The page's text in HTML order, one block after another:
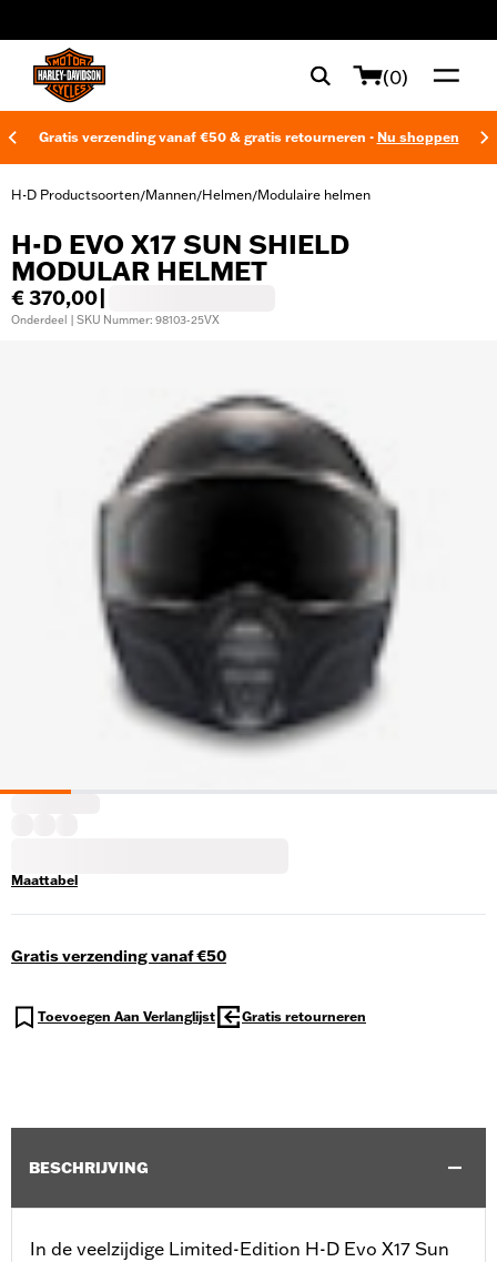
(0)
Gratis verzending vanaf €50 & gratis retourneren - Nu shoppen
H-D Productsoorten/Mannen/Helmen/Modulaire helmen
H-D EVO X17 SUN SHIELD
MODULAR HELMET
€ 370,00
Onderdeel | SKU Nummer: 98103-25VX
Maattabel
Gratis verzending vanaf €50
Toevoegen Aan Verlanglijst Gratis retourneren
BESCHRIJVING
In de veelzijdige Limited-Edition H-D Evo X17 Sun